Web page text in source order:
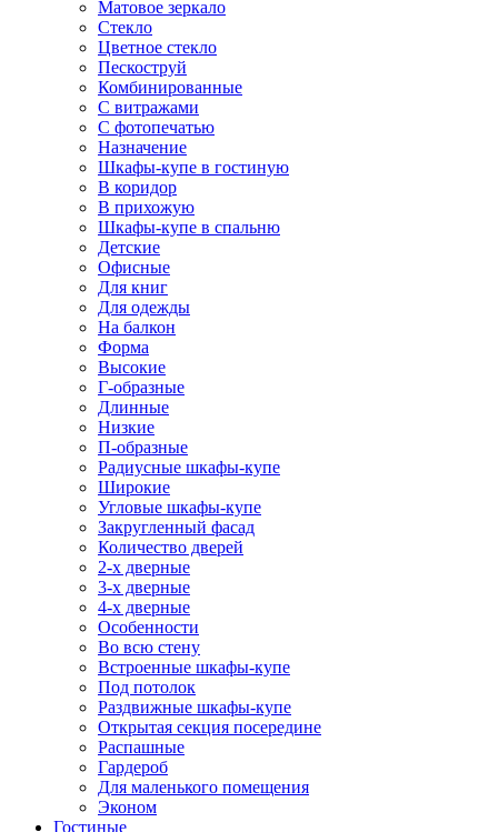
Матовое зеркало
Стекло
Цветное стекло
Пескоструй
Комбинированные
С витражами
С фотопечатью
Назначение
Шкафы-купе в гостиную
В коридор
В прихожую
Шкафы-купе в спальню
Детские
Офисные
Для книг
Для одежды
На балкон
Форма
Высокие
Г-образные
Длинные
Низкие
П-образные
Радиусные шкафы-купе
Широкие
Угловые шкафы-купе
Закругленный фасад
Количество дверей
2-х дверные
3-х дверные
4-х дверные
Особенности
Во всю стену
Встроенные шкафы-купе
Под потолок
Раздвижные шкафы-купе
Открытая секция посередине
Распашные
Гардероб
Для маленького помещения
Эконом
Гостиные